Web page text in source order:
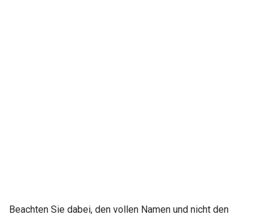
Beachten Sie dabei, den vollen Namen und nicht den